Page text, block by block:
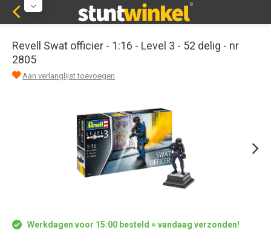
Revell Swat officier - 1:16 - Level 3 - 52 delig - nr
2805
Aan verlanglijst toevoegen
Werkdagen voor 15:00 besteld = vandaag verzonden!